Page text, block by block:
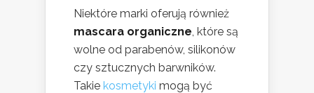
Niektóre marki oferują również
mascara organiczne, które są
wolne od parabenów, silikonów
czy sztucznych barwników.
Takie kosmetyki mogą być